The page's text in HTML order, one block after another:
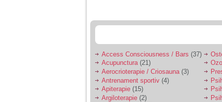
sa se manifeste o
Ma aflu aici pentru ca
vreau sa stiu daca am
nevoie de un psiholog
sau psihiatru.
Access Consciousness / Bars (37)
Acupunctura(21)
Aerocrioterapie / Criosauna (3)
Antrenament sportiv (4)
Apiterapie (15)
Argiloterapie (2)